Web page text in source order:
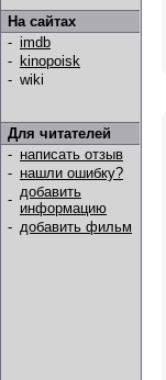
На сайтах
- imdb
- kinopoisk
- wiki
Для читателей
- написать отзыв
- нашли ошибку?
- добавить
информацию
- добавить фильм